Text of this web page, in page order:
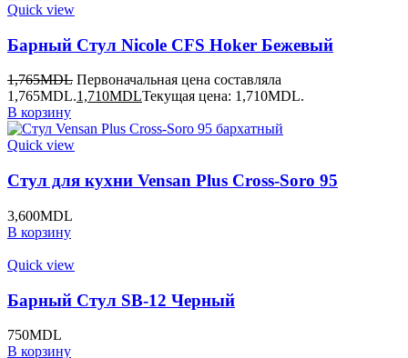
Quick view
Барный Стул Nicole CFS Hoker Бежевый
1,765MDL Первоначальная цена составляла
1,765MDL.1,710MDLТекущая цена: 1,710MDL.
В корзину
Quick view
Стул для кухни Vensan Plus Cross-Soro 95
3,600MDL
В корзину
Quick view
Барный Стул SB-12 Черный
750MDL
В корзину